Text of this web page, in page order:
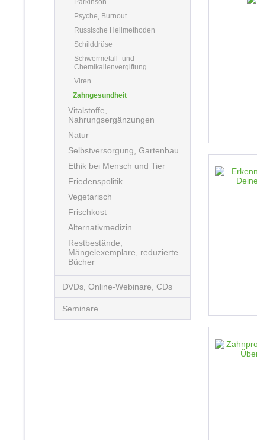
Parkinson
Psyche, Burnout
Russische Heilmethoden
Schilddrüse
Schwermetall- und
Chemikalienvergiftung
Viren
Zahngesundheit
Vitalstoffe,
Nahrungsergänzungen
Natur
Selbstversorgung, Gartenbau
Ethik bei Mensch und Tier
Friedenspolitik
Vegetarisch
Frischkost
Alternativmedizin
Restbestände,
Mängelexemplare, reduzierte
Bücher
DVDs, Online-Webinare, CDs
Seminare